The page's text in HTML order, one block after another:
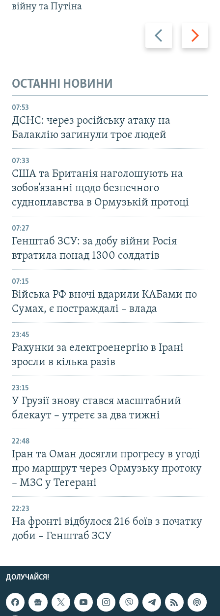
Назад Вперед
війну та Путіна
ОСТАННІ НОВИНИ
07:53
ДСНС: через російську атаку на
Балаклію загинули троє людей
07:33
США та Британія наголошують на
зобов’язанні щодо безпечного
судноплавства в Ормузькій протоці
07:27
Генштаб ЗСУ: за добу війни Росія
втратила понад 1300 солдатів
07:15
Війська РФ вночі вдарили КАБами по
Сумах, є постраждалі – влада
23:45
Рахунки за електроенергію в Ірані
зросли в кілька разів
23:15
У Грузії знову стався масштабний
блекаут – утретє за два тижні
22:48
Іран та Оман досягли прогресу в угоді
про маршрут через Ормузьку протоку
– МЗС у Тегерані
22:23
На фронті відбулося 216 боїв з початку
доби – Генштаб ЗСУ
ДОЛУЧАЙСЯ!